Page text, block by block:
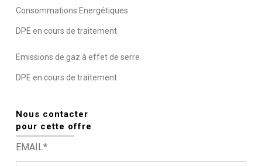
Consommations Energétiques
DPE en cours de traitement
Emissions de gaz à effet de serre
DPE en cours de traitement
Nous contacter
pour cette offre
EMAIL*